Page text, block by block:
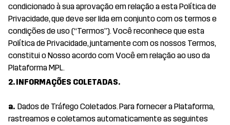
condicionado à sua aprovação em relação a esta Política de
Privacidade, que deve ser lida em conjunto com os termos e
condições de uso (“Termos”). Você reconhece que esta
Política de Privacidade, juntamente com os nossos Termos,
constitui o Nosso acordo com Você em relação ao uso da
Plataforma MPL.
2. INFORMAÇÕES COLETADAS.
a. Dados de Tráfego Coletados. Para fornecer a Plataforma,
rastreamos e coletamos automaticamente as seguintes